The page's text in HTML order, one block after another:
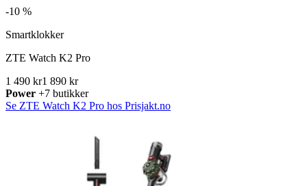
-10 %
Smartklokker
ZTE Watch K2 Pro
1 490 kr1 890 kr
Power +7 butikker
Se ZTE Watch K2 Pro hos Prisjakt.no